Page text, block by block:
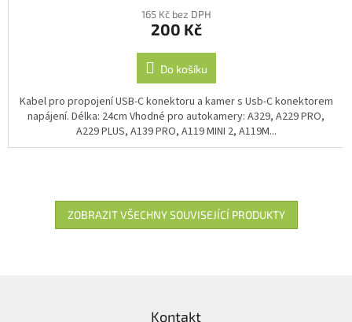
165 Kč bez DPH
200 Kč
Do košíku
Kabel pro propojení USB-C konektoru a kamer s Usb-C konektorem
napájení. Délka: 24cm Vhodné pro autokamery: A329, A229 PRO,
A229 PLUS, A139 PRO, A119 MINI 2, A119M...
ZOBRAZIT VŠECHNY SOUVISEJÍCÍ PRODUKTY
Kontakt